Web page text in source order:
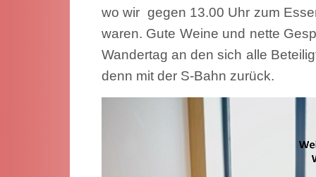
wo wir gegen 13.00 Uhr zum
waren. Gute Weine und nette
Wandertag an den sich alle
denn mit der S-Bahn zurück.